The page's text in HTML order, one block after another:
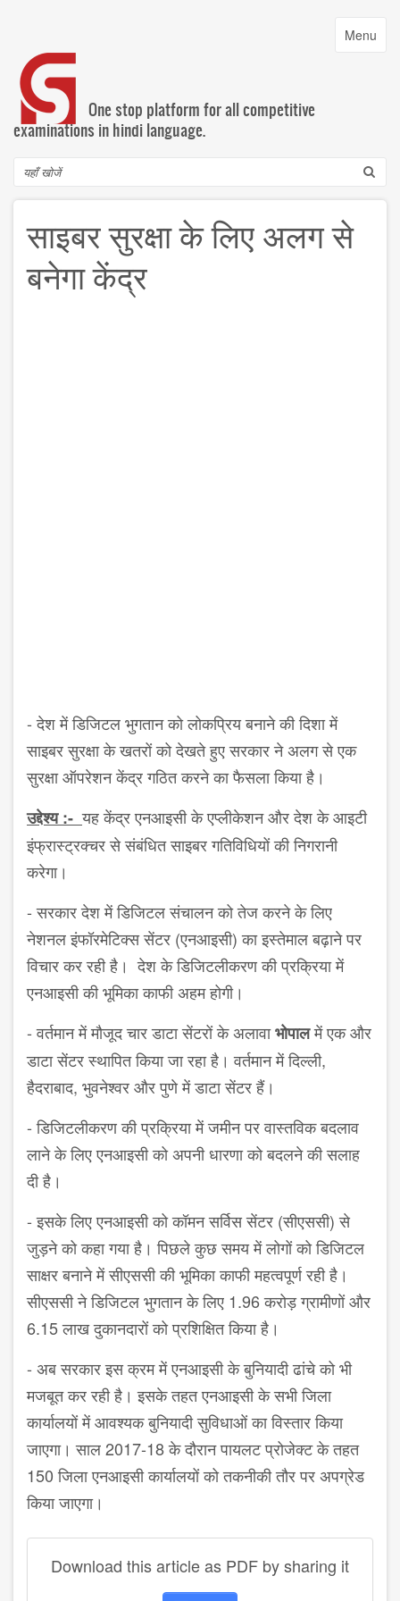
content
Toggle
Menu
One stop platform for all competitive
examinations in hindi language.
Search
साइबर सुरक्षा के लिए अलग से
बनेगा केंद्र
- देश में डिजिटल भुगतान को लोकप्रिय बनाने की दिशा में
साइबर सुरक्षा के खतरों को देखते हुए सरकार ने अलग से एक
सुरक्षा ऑपरेशन केंद्र गठित करने का फैसला किया है।
उद्देश्य :-यह केंद्र एनआइसी के एप्लीकेशन और देश के आइटी
इंफ्रास्ट्रक्चर से संबंधित साइबर गतिविधियों की निगरानी
करेगा।
- सरकार देश में डिजिटल संचालन को तेज करने के लिए
नेशनल इंफॉरमेटिक्स सेंटर (एनआइसी) का इस्तेमाल बढ़ाने पर
विचार कर रही है। देश के डिजिटलीकरण की प्रक्रिया में
एनआइसी की भूमिका काफी अहम होगी।
- वर्तमान में मौजूद चार डाटा सेंटरों के अलावाभोपालमें एक और
डाटा सेंटर स्थापित किया जा रहा है। वर्तमान में दिल्ली,
हैदराबाद, भुवनेश्वर और पुणे में डाटा सेंटर हैं।
- डिजिटलीकरण की प्रक्रिया में जमीन पर वास्तविक बदलाव
लाने के लिए एनआइसी को अपनी धारणा को बदलने की सलाह
दी है।
- इसके लिए एनआइसी को कॉमन सर्विस सेंटर (सीएससी) से
जुड़ने को कहा गया है। पिछले कुछ समय में लोगों को डिजिटल
साक्षर बनाने में सीएससी की भूमिका काफी महत्वपूर्ण रही है।
सीएससी ने डिजिटल भुगतान के लिए 1.96 करोड़ ग्रामीणों और
6.15 लाख दुकानदारों को प्रशिक्षित किया है।
- अब सरकार इस क्रम में एनआइसी के बुनियादी ढांचे को भी
मजबूत कर रही है। इसके तहत एनआइसी के सभी जिला
कार्यालयों में आवश्यक बुनियादी सुविधाओं का विस्तार किया
जाएगा। साल 2017-18 के दौरान पायलट प्रोजेक्ट के तहत
150 जिला एनआइसी कार्यालयों को तकनीकी तौर पर अपग्रेड
किया जाएगा।
Download this article as PDF by sharing it